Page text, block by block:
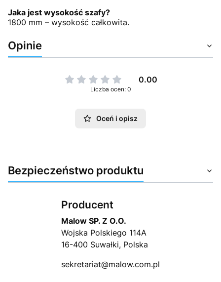
Jaka jest wysokość szafy?
1800 mm – wysokość całkowita.
Opinie
0.00
Liczba ocen: 0
Oceń i opisz
Bezpieczeństwo produktu
Producent
Malow SP. Z O.O.
Wojska Polskiego 114A
16-400 Suwałki, Polska
sekretariat@malow.com.pl